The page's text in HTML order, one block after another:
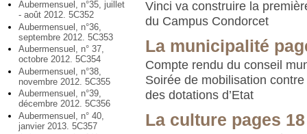
Aubermensuel, n°35, juillet
- août 2012. 5C352
Aubermensuel, n°36,
septembre 2012. 5C353
Aubermensuel, n° 37,
octobre 2012. 5C354
Aubermensuel, n°38,
novembre 2012. 5C355
Aubermensuel, n°39,
décembre 2012. 5C356
Aubermensuel, n° 40,
janvier 2013. 5C357
Vinci va construire la
du Campus Condorcet
La municipalité
Compte rendu du conseil
Soirée de mobilisation
des dotations d’Etat
La culture pages